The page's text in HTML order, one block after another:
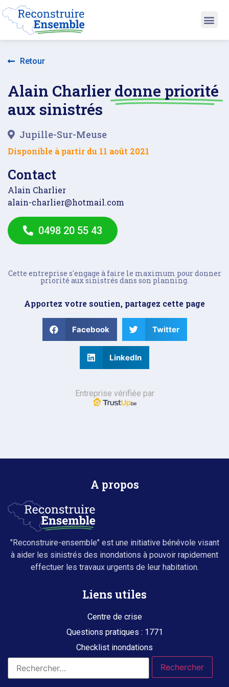
Retour
Alain Charlier donne priorité
aux sinistrés
Jupille-Sur-Meuse
Disponible à partir du 11 août 2021
Contact
Alain Charlier
alain-charlier@hotmail.com
0498 20 55 43
Cette entreprise s'engage à faire le maximum pour donner
priorité aux sinistrés dans son planning.
Apportez votre soutien, partagez cette page
Facebook Twitter
LinkedIn
Entreprise vérifiée par
A propos
"Reconstruire-ensemble" est une initiative bénévole visant
à aider les sinistrés des inondations à pouvoir rapidement
effectuer les travaux urgents de leur habitation.
Liens utiles
Centre de crise
Questions pratiques : 1771
Checklist inondations